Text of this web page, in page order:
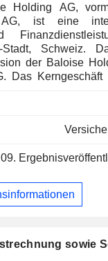
Holding AG,
ist eine
Schweiz.
der Baloise
Das Kerngeschäft
und assoziierte
Spanien. Darüber
sowie